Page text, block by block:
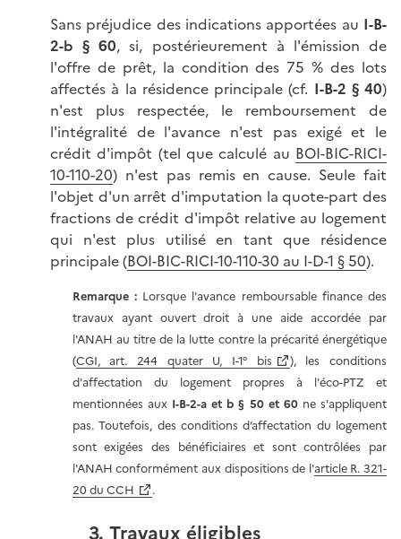
Sans préjudice des indications apportées au I-B-
2-b § 60, si, postérieurement à l'émission de
l'offre de prêt, la condition des 75 % des lots
affectés à la résidence principale (cf. I-B-2 § 40)
n'est plus respectée, le remboursement de
l'intégralité de l'avance n'est pas exigé et le
crédit d'impôt (tel que calculé au BOI-BIC-RICI-
10-110-20) n'est pas remis en cause. Seule fait
l'objet d'un arrêt d'imputation la quote-part des
fractions de crédit d'impôt relative au logement
qui n'est plus utilisé en tant que résidence
principale (BOI-BIC-RICI-10-110-30 au I-D-1 § 50).
Remarque : Lorsque l'avance remboursable finance des
travaux ayant ouvert droit à une aide accordée par
l'ANAH au titre de la lutte contre la précarité énergétique
(CGI, art. 244 quater U, I-1° bis
), les conditions
d'affectation du logement propres à l'éco-PTZ et
mentionnées aux I-B-2-a et b § 50 et 60ne s'appliquent
pas. Toutefois, des conditions d’affectation du logement
sont exigées des bénéficiaires et sont contrôlées par
l'ANAH conformément aux dispositions de l'article R. 321-
20 du CCH
.